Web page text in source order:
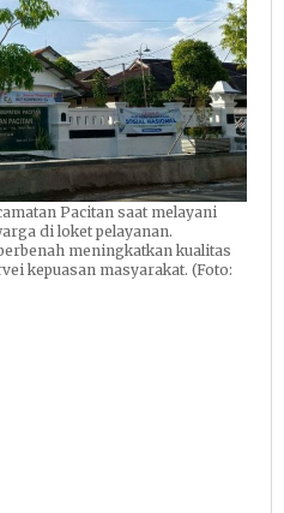
Pacitan saat melayani
di loket pelayanan.
meningkatkan kualitas
kepuasan masyarakat. (Foto: